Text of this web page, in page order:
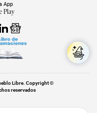
App
Play
Libre. Copyright ©
reservados